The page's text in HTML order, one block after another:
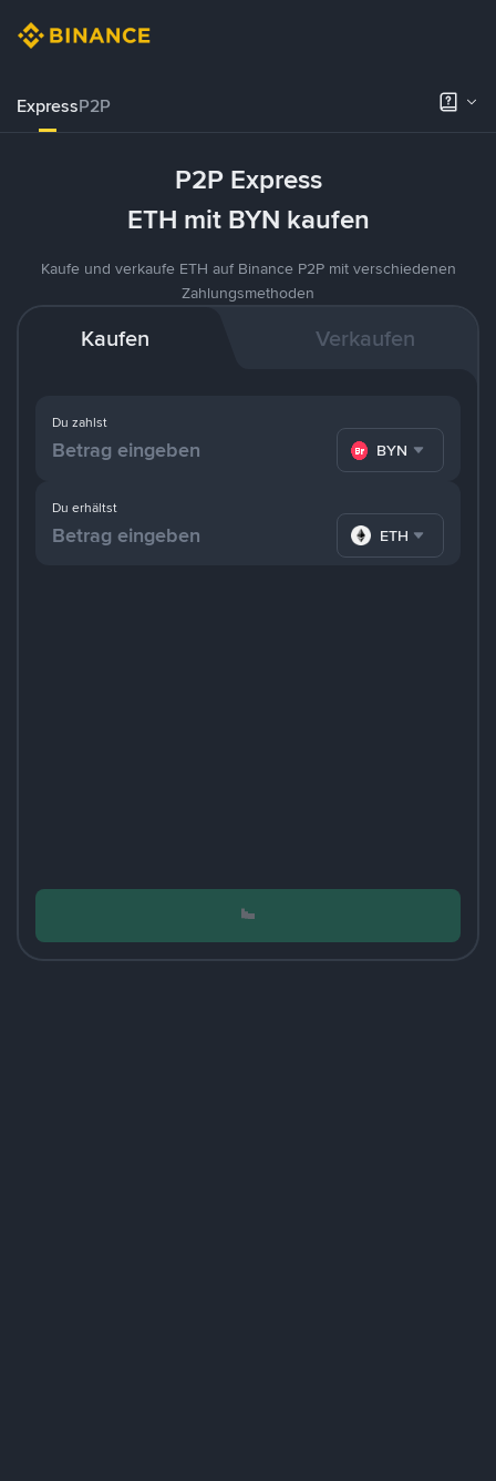
ExpressP2P
P2P Express
ETH mit BYN kaufen
Kaufe und verkaufe ETH auf Binance P2P mit verschiedenen
Zahlungsmethoden
Kaufen Verkaufen
Du zahlst
BYN
Du erhältst
ETH